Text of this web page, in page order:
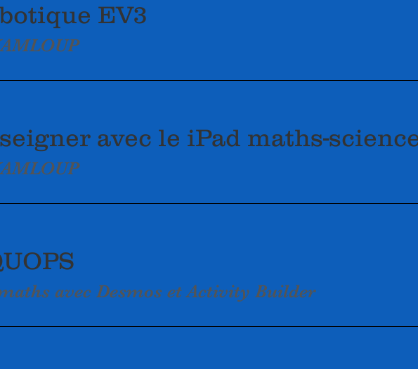
EV3
avec le iPad maths-
avec Desmos et Activity Builder